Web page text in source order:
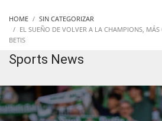
HOME
SIN CATEGORIZAR
EL SUEÑO DE VOLVER A LA CHAMPIONS, MÁS
BETIS
Sports News